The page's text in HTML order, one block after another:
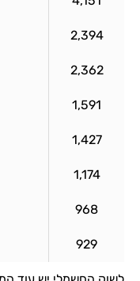
2,394
2,362
1,591
1,427
1,174
968
929